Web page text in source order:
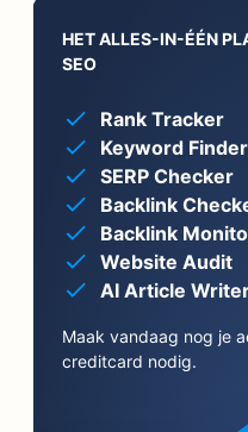
HET ALLES-IN-ÉÉN
SEO
Rank Tracker
Keyword Finder
SERP Checker
Backlink
Backlink
Website Audit
AI Article
Maak vandaag nog je
creditcard nodig.